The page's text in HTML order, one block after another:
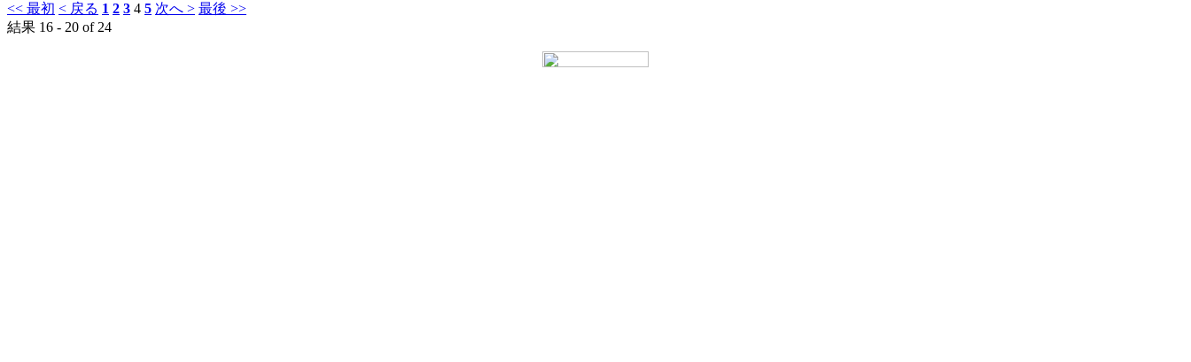
<< 最初 < 戻る 1 2 3 4 5 次へ > 最後 >>
結果 16 - 20 of 24